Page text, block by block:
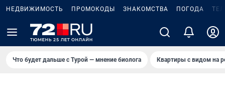
НЕДВИЖИМОСТЬ ПРОМОКОДЫ ЗНАКОМСТВА ПОГОДА
Что будет дальше с Турой — мнение биолога Квартиры с видом на